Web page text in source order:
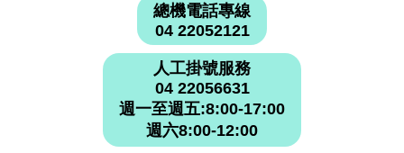
總機電話專線
04 22052121
人工掛號服務
04 22056631
週一至週五:8:00-17:00
週六8:00-12:00